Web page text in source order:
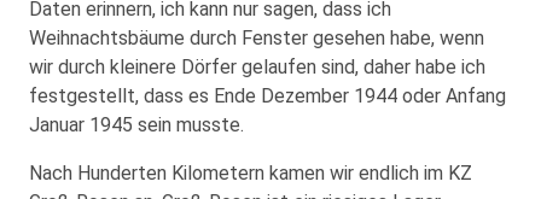
Daten erinnern, ich kann nur sagen, dass ich
Weihnachtsbäume durch Fenster gesehen habe, wenn
wir durch kleinere Dörfer gelaufen sind, daher habe ich
festgestellt, dass es Ende Dezember 1944 oder Anfang
Januar 1945 sein musste.
Nach Hunderten Kilometern kamen wir endlich im KZ